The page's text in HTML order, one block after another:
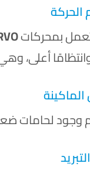
بمحركات
أعلى،
وجود لحامات